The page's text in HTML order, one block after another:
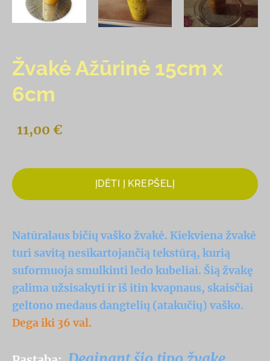
Žvakė Ažūrinė 15cm x
6cm
11,00 €
ĮDĖTI Į KREPŠELĮ
Natūralaus bičių vaško žvakė. Kiekviena žvakė
turi savitą nesikartojančią tekstūrą, kurią
suformuoja smulkinti ledo kubeliai. Šią žvakę
galima užsisakyti ir iš itin kvapnaus, skaisčiai
geltono medaus dangtelių (atakučių) vaško.
Dega iki 36 val.